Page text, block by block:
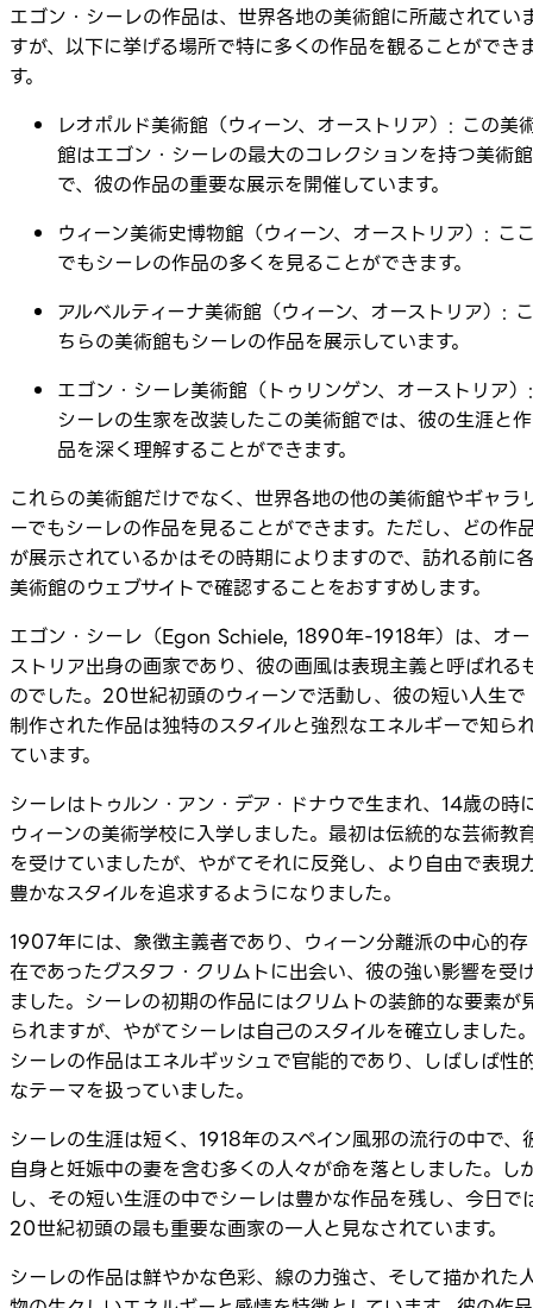
エゴン・シーレの作品は、世界各地の美術館に所蔵されてい
すが、以下に挙げる場所で特に多くの作品を観ることができ
す。
レオポルド美術館（ウィーン、オーストリア）: この美
館はエゴン・シーレの最大のコレクションを持つ美術館
で、彼の作品の重要な展示を開催しています。
ウィーン美術史博物館（ウィーン、オーストリア）: こ
でもシーレの作品の多くを見ることができます。
アルベルティーナ美術館（ウィーン、オーストリア）: こ
ちらの美術館もシーレの作品を展示しています。
エゴン・シーレ美術館（トゥリンゲン、オーストリア）:
シーレの生家を改装したこの美術館では、彼の生涯と作
品を深く理解することができます。
これらの美術館だけでなく、世界各地の他の美術館やギャラ
ーでもシーレの作品を見ることができます。ただし、どの作
が展示されているかはその時期によりますので、訪れる前に
美術館のウェブサイトで確認することをおすすめします。
エゴン・シーレ（Egon Schiele, 1890年-1918年）は、オー
ストリア出身の画家であり、彼の画風は表現主義と呼ばれる
のでした。20世紀初頭のウィーンで活動し、彼の短い人生で
制作された作品は独特のスタイルと強烈なエネルギーで知ら
ています。
シーレはトゥルン・アン・デア・ドナウで生まれ、14歳の時
ウィーンの美術学校に入学しました。最初は伝統的な芸術教
を受けていましたが、やがてそれに反発し、より自由で表現
豊かなスタイルを追求するようになりました。
1907年には、象徴主義者であり、ウィーン分離派の中心的存
在であったグスタフ・クリムトに出会い、彼の強い影響を受
ました。シーレの初期の作品にはクリムトの装飾的な要素が
られますが、やがてシーレは自己のスタイルを確立しました
シーレの作品はエネルギッシュで官能的であり、しばしば性
なテーマを扱っていました。
シーレの生涯は短く、1918年のスペイン風邪の流行の中で、
自身と妊娠中の妻を含む多くの人々が命を落としました。し
し、その短い生涯の中でシーレは豊かな作品を残し、今日で
20世紀初頭の最も重要な画家の一人と見なされています。
シーレの作品は鮮やかな色彩、線の力強さ、そして描かれた